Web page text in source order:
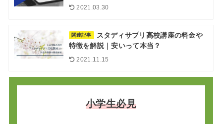
2021.03.30
関連記事
スタディサプリ高校講座の料金や
特徴を解説｜安いって本当？
2021.11.15
小学生必見